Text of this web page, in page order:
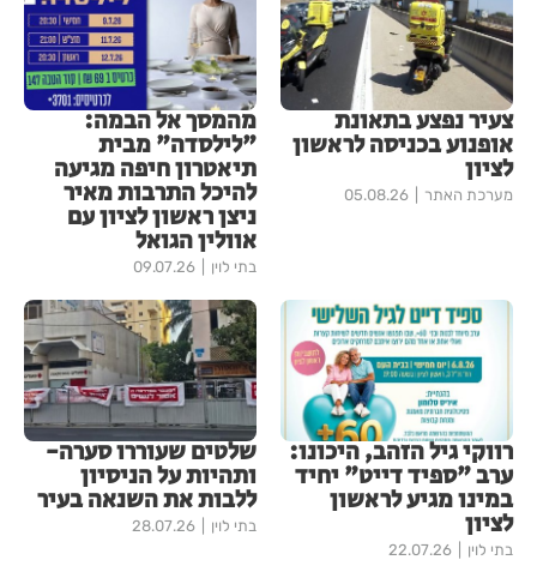
צעיר נפצע בתאונת
אופנוע בכניסה לראשון
לציון
מערכת האתר 05.08.26
מהמסך אל הבמה:
"לילסדה" מבית
תיאטרון חיפה מגיעה
להיכל התרבות מאיר
ניצן ראשון לציון עם
אוולין הגואל
בתי לוין 09.07.26
רווקי גיל הזהב, היכונו:
ערב "ספיד דייט" יחיד
במינו מגיע לראשון
לציון
בתי לוין 22.07.26
שלטים שעוררו סערה-
ותהיות על הניסיון
ללבות את השנאה בעיר
בתי לוין 28.07.26